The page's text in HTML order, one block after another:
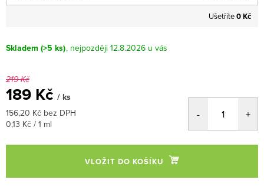
Ušetříte0 Kč
Skladem (>5 ks) 12.8.2026
219 Kč
189 Kč / ks
156,20 Kč bez DPH
Měrná
0,13 Kč / 1 ml
VLOŽIT DO KOŠÍKU